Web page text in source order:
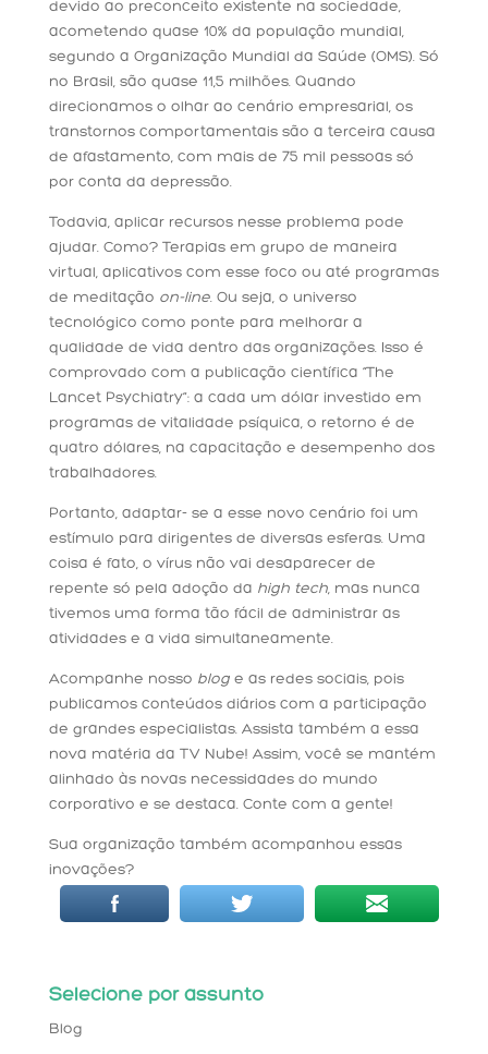
devido ao preconceito existente na sociedade,
acometendo quase 10% da população mundial,
segundo a Organização Mundial da Saúde (OMS). Só
no Brasil, são quase 11,5 milhões. Quando
direcionamos o olhar ao cenário empresarial, os
transtornos comportamentais são a terceira causa
de afastamento, com mais de 75 mil pessoas só
por conta da depressão.
Todavia, aplicar recursos nesse problema pode
ajudar. Como? Terapias em grupo de maneira
virtual, aplicativos com esse foco ou até programas
de meditação on-line. Ou seja, o universo
tecnológico como ponte para melhorar a
qualidade de vida dentro das organizações. Isso é
comprovado com a publicação científica “The
Lancet Psychiatry”: a cada um dólar investido em
programas de vitalidade psíquica, o retorno é de
quatro dólares, na capacitação e desempenho dos
trabalhadores.
Portanto, adaptar- se a esse novo cenário foi um
estímulo para dirigentes de diversas esferas. Uma
coisa é fato, o vírus não vai desaparecer de
repente só pela adoção da high tech, mas nunca
tivemos uma forma tão fácil de administrar as
atividades e a vida simultaneamente.
Acompanhe nosso bloge as redes sociais, pois
publicamos conteúdos diários com a participação
de grandes especialistas. Assista também a essa
nova matéria da TV Nube! Assim, você se mantém
alinhado às novas necessidades do mundo
corporativo e se destaca. Conte com a gente!
Sua organização também acompanhou essas
inovações?
Selecione por assunto
Blog